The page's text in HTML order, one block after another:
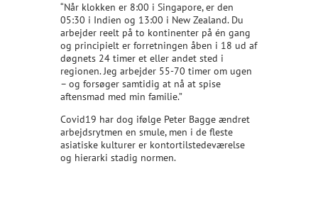
“Når klokken er 8:00 i Singapore, er den
05:30 i Indien og 13:00 i New Zealand. Du
arbejder reelt på to kontinenter på én gang
og principielt er forretningen åben i 18 ud af
døgnets 24 timer et eller andet sted i
regionen. Jeg arbejder 55-70 timer om ugen
– og forsøger samtidig at nå at spise
aftensmad med min familie.”
Covid19 har dog ifølge Peter Bagge ændret
arbejdsrytmen en smule, men i de fleste
asiatiske kulturer er kontortilstedeværelse
og hierarki stadig normen.